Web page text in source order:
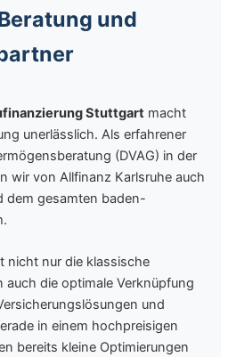
und
Stuttgart macht
unerlässlich. Als erfahrener
(DVAG) in der
wir von Allfinanz Karlsruhe auch
dem gesamten baden-
nicht nur die klassische
auch die optimale Verknüpfung
und
in einem hochpreisigen
bereits kleine Optimierungen